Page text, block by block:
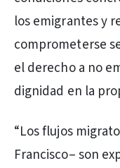
los emigrantes y
comprometerse
el derecho a no
dignidad en la
“Los flujos
Francisco– son